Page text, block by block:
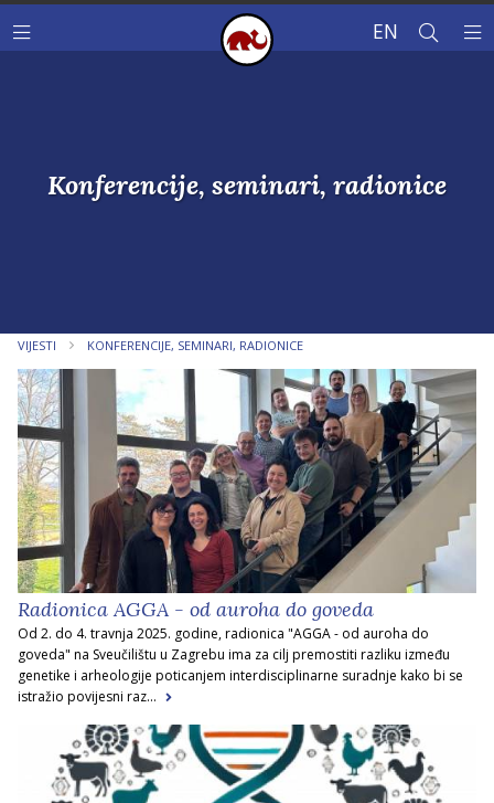
EN
Konferencije, seminari, radionice
VIJESTI KONFERENCIJE, SEMINARI, RADIONICE
Radionica AGGA - od auroha do goveda
Od 2. do 4. travnja 2025. godine, radionica "AGGA - od auroha do
goveda" na Sveučilištu u Zagrebu ima za cilj premostiti razliku između
genetike i arheologije poticanjem interdisciplinarne suradnje kako bi se
istražio povijesni raz...